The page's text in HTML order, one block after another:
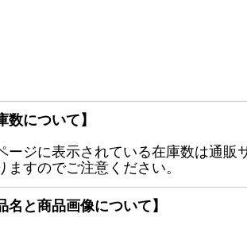
数について】
ージに表示されている在庫数は通販
ますのでご注意ください。
名と商品画像について】